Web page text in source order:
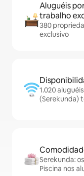
Aluguéis
trabalho
380
exclusivo
1.020
(Serekunda)
Serekunda:
Piscina nos